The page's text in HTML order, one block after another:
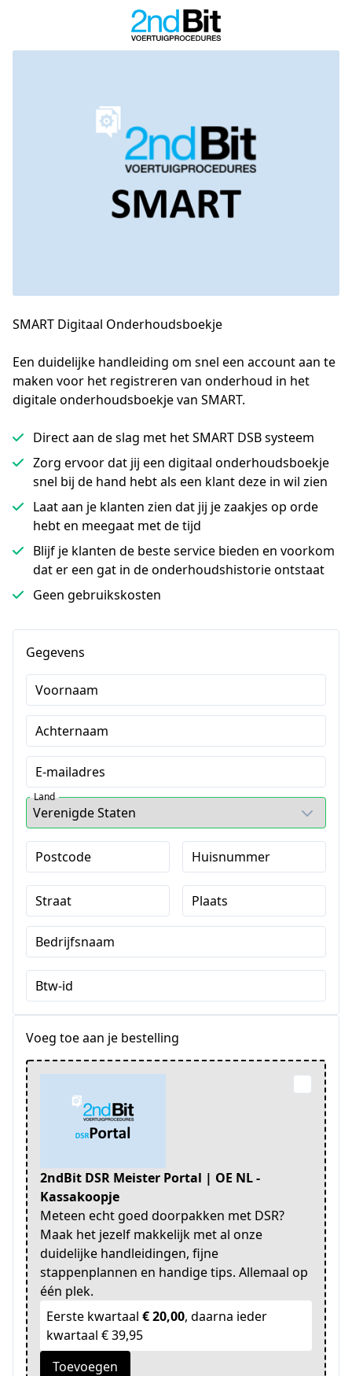
SMART Digitaal Onderhoudsboekje
Een duidelijke handleiding om snel een account aan te
maken voor het registreren van onderhoud in het
digitale onderhoudsboekje van SMART.
Direct aan de slag met het SMART DSB systeem
Zorg ervoor dat jij een digitaal onderhoudsboekje
snel bij de hand hebt als een klant deze in wil zien
Laat aan je klanten zien dat jij je zaakjes op orde
hebt en meegaat met de tijd
Blijf je klanten de beste service bieden en voorkom
dat er een gat in de onderhoudshistorie ontstaat
Geen gebruikskosten
Gegevens
Voornaam
Achternaam
E-mailadres
Land
Postcode Huisnummer
Straat Plaats
Bedrijfsnaam
Btw-id
Voeg toe aan je bestelling
2ndBit DSR Meister Portal | OE NL -
Kassakoopje
Meteen echt goed doorpakken met DSR?
Maak het jezelf makkelijk met al onze
duidelijke handleidingen, fijne
stappenplannen en handige tips. Allemaal op
één plek.
Eerste kwartaal € 20,00, daarna ieder
kwartaal € 39,95
Toevoegen